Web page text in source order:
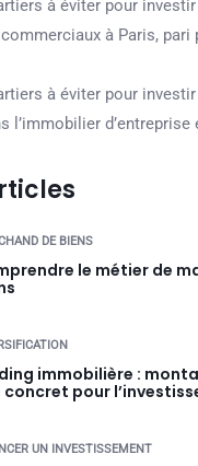
à éviter pour
à Paris,
à éviter pour
l’immobilier d’entreprise
DE BIENS
le métier de
immobilière :
concret pour
UN INVESTISSEMENT